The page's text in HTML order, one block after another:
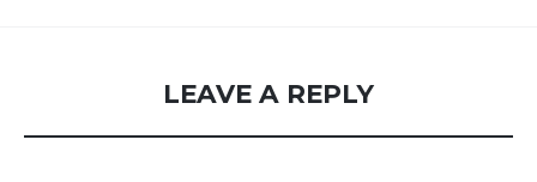
LEAVE A REPLY